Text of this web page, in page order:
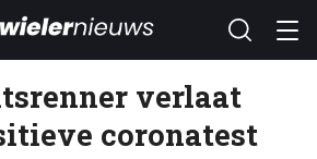
verlaat
coronatest